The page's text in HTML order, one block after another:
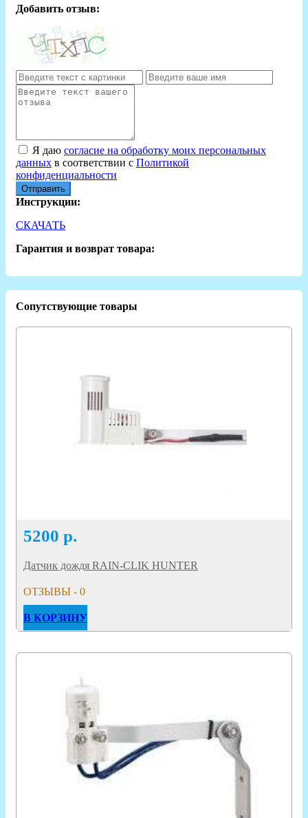
Добавить отзыв:
Я даю согласие на обработку моих персональных
данных в соответствии с Политикой
конфиденциальности
Отправить
Инструкции:
СКАЧАТЬ
Гарантия и возврат товара:
Сопутствующие товары
5200 р.
Датчик дождя RAIN-CLIK HUNTER
ОТЗЫВЫ - 0
В КОРЗИНУ